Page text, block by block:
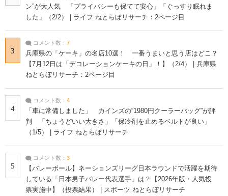
ン”が大人気 「プライバシーも保てて安心」「ぐっすり眠れま
した」（2/2） | ライフ ねとらぼリサーチ：2ページ目
3
コメント数： 7
兵庫県の「ケーキ」の名店10選！ 一番うまいと思う店はどこ？
【7月12日は「デコレーションケーキの日」！】（2/4） | 兵庫県
ねとらぼリサーチ：2ページ目
4
コメント数： 4
「車に常備しました」 カインズの“1980円クーラーバッグ”が評
判 「ちょうどいい大きさ」「保冷剤を止めるベルトが良い」
（1/5） | ライフ ねとらぼリサーチ
5
コメント数： 3
【バレーボール】ネーションズリーグ日本ラウンドで活躍を期待
している「日本男子バレー代表選手」は？【2026年版・人気投
票実施中】（投票結果） | スポーツ ねとらぼリサーチ